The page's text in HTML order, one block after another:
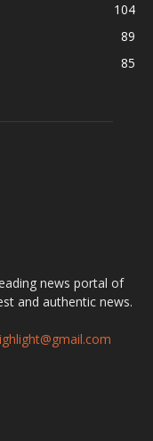
104
89
85
news portal of
and authentic news.